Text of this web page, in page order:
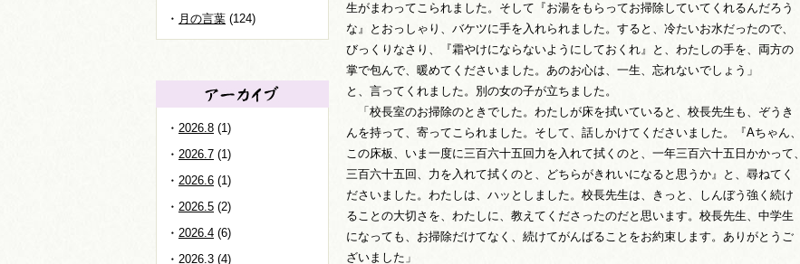
生がまわってこられました。そして『お湯をもらってお掃除していてくれるんだろう
な』とおっしゃり、バケツに手を入れられました。すると、冷たいお水だったので、
びっくりなさり、『霜やけにならないようにしておくれ』と、わたしの手を、両方の
掌で包んで、暖めてくださいました。あのお心は、一生、忘れないでしょう」
と、言ってくれました。別の女の子が立ちました。
「校長室のお掃除のときでした。わたしが床を拭いていると、校長先生も、ぞうき
んを持って、寄ってこられました。そして、話しかけてくださいました。『Aちゃん、
この床板、いま一度に三百六十五回力を入れて拭くのと、一年三百六十五日かかって、
三百六十五回、力を入れて拭くのと、どちらがきれいになると思うか』と、尋ねてく
ださいました。わたしは、ハッとしました。校長先生は、きっと、しんぼう強く続け
ることの大切さを、わたしに、教えてくださったのだと思います。校長先生、中学生
になっても、お掃除だけてなく、続けてがんばることをお約束します。ありがとうご
ざいました」
月の言葉 (124)
2026.8 (1)
2026.7 (1)
2026.6 (1)
2026.5 (2)
2026.4 (6)
2026.3 (4)